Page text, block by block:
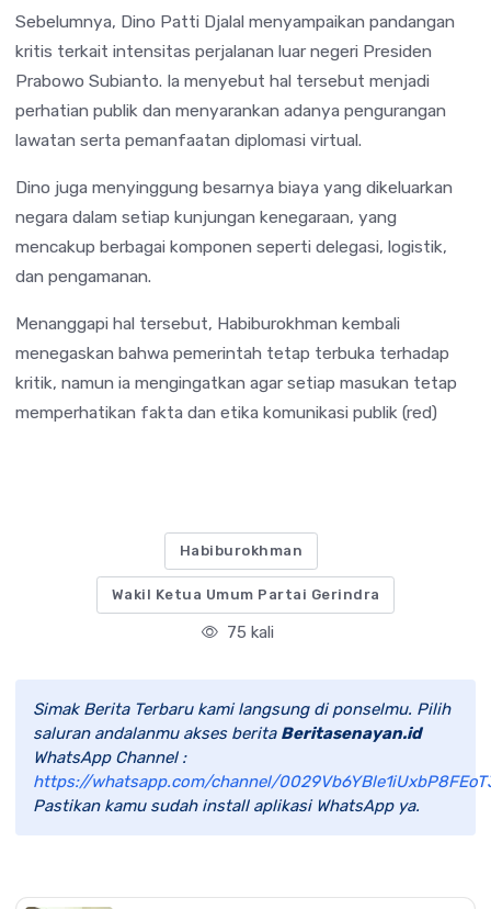
Sebelumnya, Dino Patti Djalal menyampaikan pandangan
kritis terkait intensitas perjalanan luar negeri Presiden
Prabowo Subianto. Ia menyebut hal tersebut menjadi
perhatian publik dan menyarankan adanya pengurangan
lawatan serta pemanfaatan diplomasi virtual.
Dino juga menyinggung besarnya biaya yang dikeluarkan
negara dalam setiap kunjungan kenegaraan, yang
mencakup berbagai komponen seperti delegasi, logistik,
dan pengamanan.
Menanggapi hal tersebut, Habiburokhman kembali
menegaskan bahwa pemerintah tetap terbuka terhadap
kritik, namun ia mengingatkan agar setiap masukan tetap
memperhatikan fakta dan etika komunikasi publik (red)
Habiburokhman
Wakil Ketua Umum Partai Gerindra
75 kali
Simak Berita Terbaru kami langsung di ponselmu. Pilih
saluran andalanmu akses berita Beritasenayan.id
WhatsApp Channel :
https://whatsapp.com/channel/
Pastikan kamu sudah install aplikasi WhatsApp ya.